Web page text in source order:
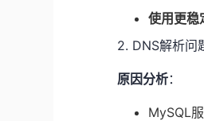
使用更稳
2. DNS解析问
原因分析：
MySQL